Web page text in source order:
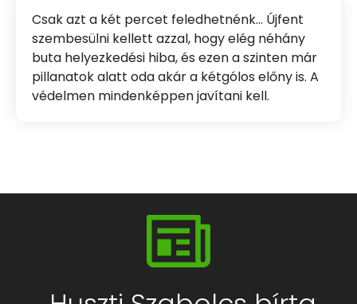
Csak azt a két percet feledhetnénk… Újfent
szembesülni kellett azzal, hogy elég néhány
buta helyezkedési hiba, és ezen a szinten már
pillanatok alatt oda akár a kétgólos előny is. A
védelmen mindenképpen javítani kell.